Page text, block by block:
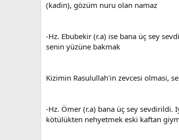
(kadin), gözüm nuru olan namaz
-Hz. Ebubekir (r.a) ise bana üç sey
senin yüzüne bakmak
Kizimin Rasulullah'in zevcesi olmasi,
-Hz. Ömer (r.a) bana üç sey sevdirildi.
kötülükten nehyetmek eski kaftan